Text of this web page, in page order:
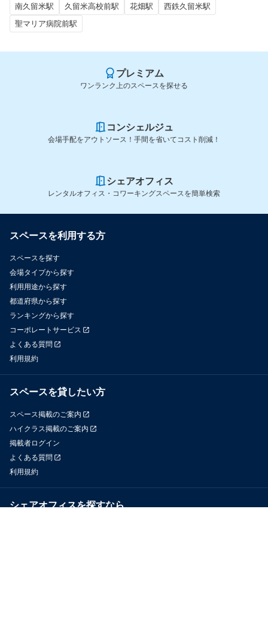
南久留米駅
久留米高校前駅 花畑駅
西鉄久留米駅
聖マリア病院前駅
プレミアム
ワンランク上のスペースを探せる
コンシェルジュ
会場手配をアウトソース！手間を省いてコスト削減！
シェアオフィス
レンタルオフィス・コワーキングスペースを簡単検索
スペースを利用する方
スペースを探す
会場タイプから探す
利用用途から探す
都道府県から探す
ランキングから探す
コーポレートサービス
よくある質問
利用規約
スペースを貸したい方
スペース掲載のご案内
ハイクラス掲載のご案内
掲載者ログイン
よくある質問
利用規約
シェアオフィスを探すなら